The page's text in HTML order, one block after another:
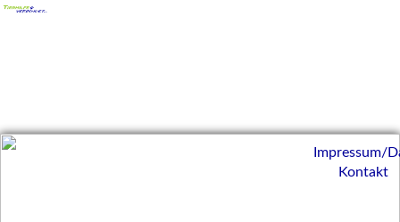
Impressum/
Kontakt